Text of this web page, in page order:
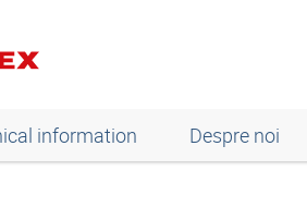
information Despre noi